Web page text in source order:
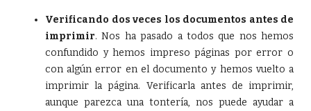
Verificando dos veces los documentos antes de
imprimir. Nos ha pasado a todos que nos hemos
confundido y hemos impreso páginas por error o
con algún error en el documento y hemos vuelto a
imprimir la página. Verificarla antes de imprimir,
aunque parezca una tontería, nos puede ayudar a